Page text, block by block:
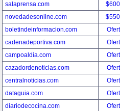
salaprensa.com
novedadesonline.com
boletindeinformacion.com
cadenadeportiva.com
campoaldia.com
cazadordenoticias.com
centralnoticias.com
dataguia.com
diariodecocina.com